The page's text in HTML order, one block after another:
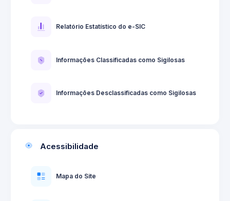
Relatório Estatístico do e-SIC
Informações Classificadas como Sigilosas
Informações Desclassificadas como Sigilosas
Acessibilidade
Mapa do Site